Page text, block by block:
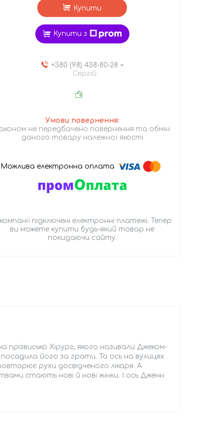
Купити
Купити з
+380 (98) 438-80-28
Сергій
не передбачено повернення та обмін
даного товару належної якості
підключені електронні платежі. Тепер
ви можете купити будь-який товар не
покидаючи сайту.
Хірург, якого називали Джеком-
посадила його за грати. Та ось на вулицях
рухи досвідченого лікаря. А
стають нові й нові жінки. І ось Дженн